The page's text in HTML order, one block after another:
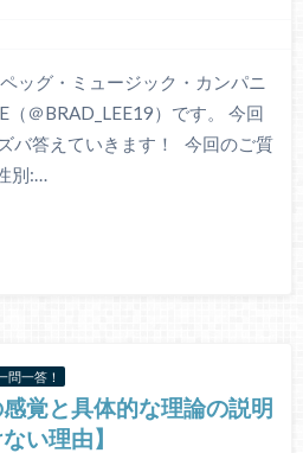
ッグ・ミュージック・カンパニ
（＠BRAD_LEE19）です。 今回
バ答えていきます！ 今回のご質
別:…
問一答！
感覚と具体的な理論の説明
い理由】